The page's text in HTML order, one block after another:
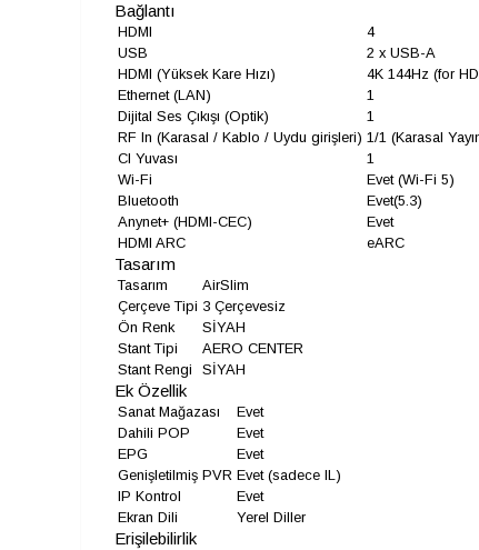
Bağlantı
HDMI
4
USB
2 x USB-A
HDMI (Yüksek Kare Hızı)
4K 144Hz (for
Ethernet (LAN)
1
Dijital Ses Çıkışı (Optik)
1
RF In (Karasal / Kablo / Uydu girişleri) 1/1 (Karasal
CI Yuvası
1
Wi-Fi
Evet (Wi-Fi 5)
Bluetooth
Evet(5.3)
Anynet+ (HDMI-CEC)
Evet
HDMI ARC
eARC
Tasarım
Tasarım
AirSlim
Çerçeve Tipi 3 Çerçevesiz
Ön Renk
SİYAH
Stant Tipi
AERO CENTER
Stant Rengi
SİYAH
Ek Özellik
Sanat Mağazası
Evet
Dahili POP
Evet
EPG
Evet
Genişletilmiş PVR Evet (sadece IL)
IP Kontrol
Evet
Ekran Dili
Yerel Diller
Erişilebilirlik